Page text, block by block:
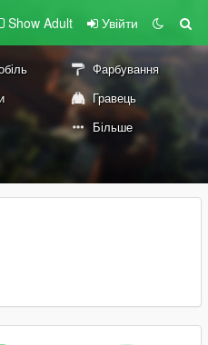
Show Adult Увійти
Фарбування
Гравець
Більше